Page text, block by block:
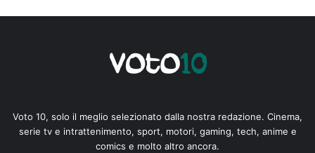
Voto 10, solo il meglio selezionato dalla nostra redazione. Cinema,
serie tv e intrattenimento, sport, motori, gaming, tech, anime e
comics e molto altro ancora.